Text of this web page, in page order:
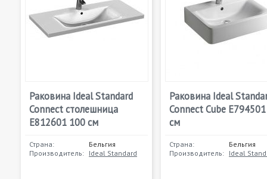
Раковина Ideal Standard
Connect столешница
E812601 100 см
Страна:
Бельгия
Производитель: Ideal Standard
Раковина Ideal
Connect Cube
см
Страна:
Бельгия
Производитель: Ideal